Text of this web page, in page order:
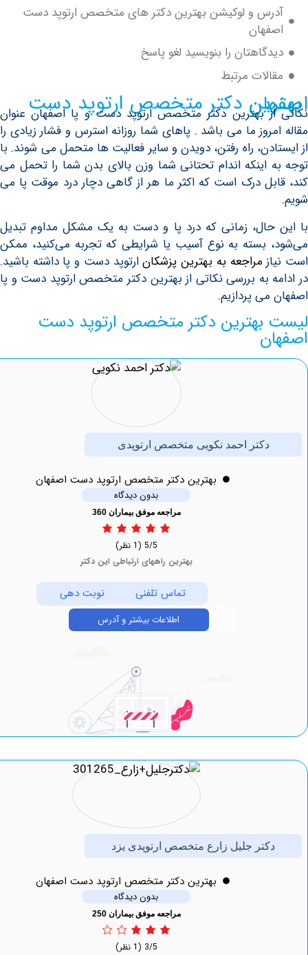
و لوکیشن بهترين دکتر های متخصص ارتوپد دست
را بنویسید لغو پاسخ
مرتبط
دست اصفهانبهترين دكتر متخصص ارتوپد دست و پا اصفهان عنوان
ما می باشد . پاهای شما روزانه استرس و فشار زیادی را
راه رفتن، دویدن و سایر فعالیت ها متحمل می شوند. با
اینکه اندام تحتانی شما وزن بالای بدن شما را تحمل می
درک است که اکثر ما هر از گاهی دچار درد موقت پا می
زمانی که درد پا و دست به یک مشکل مداوم تبدیل
بسته به نوع آسیب یا شرایطی که تجربه می‌کنید، ممکن
مراجعه به بهترین پزشکان ارتوپد دست و پا داشته باشید.
به بررسی نکاتی از بهترین دکتر متخصص ارتوپد دست و پا
پردازیم.
دکتر متخصص ارتوپد دست
دکتر احمد نکویی متخصص ارتوپدی
بهترين دکتر متخصص ارتوپد دست اصفهان
بدون دیدگاه
مراجعه موفق بیماران 360
بهترین راههای ارتباطی این دکتر
تماس تلفنی نوبت دهی
اطلاعات بیشتر و آدرس
جلیل زارع متخصص ارتوپدی یزد
بهترين دکتر متخصص ارتوپد دست اصفهان
بدون دیدگاه
مراجعه موفق بیماران 250